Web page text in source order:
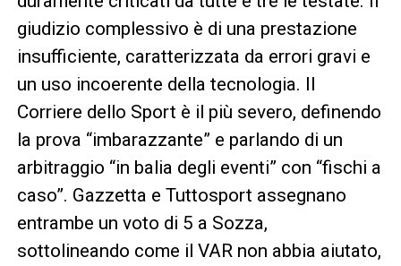
giudizio complessivo è di una prestazione
insufficiente, caratterizzata da errori gravi e
un uso incoerente della tecnologia. Il
Corriere dello Sport è il più severo, definendo
la prova “imbarazzante” e parlando di un
arbitraggio “in balia degli eventi” con “fischi a
caso”. Gazzetta e Tuttosport assegnano
entrambe un voto di 5 a Sozza,
sottolineando come il VAR non abbia aiutato,